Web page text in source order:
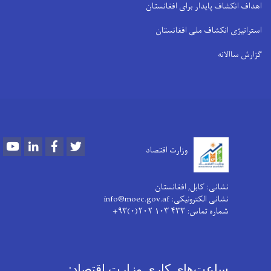
اهداف انکشاف پایدار برای افغانستان
استراتیژی انکشاف ملی افغانستان
گزارش ساالانه
وزارت اقتصاد YoutubeLinkedInFacebook
نشانی: کابل, افغانستان
نشانی الکترونیکی: info@moec.gov.af
شماره تماس: ۴۳۳ ۱۰۳ ۲۰۲(۰)۹۳+